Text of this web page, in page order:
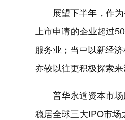
展望下半年，作
上市申请的企业超过
服务业；当中以新经
亦较以往更积极探索
普华永道资本市
稳居全球三大IPO市